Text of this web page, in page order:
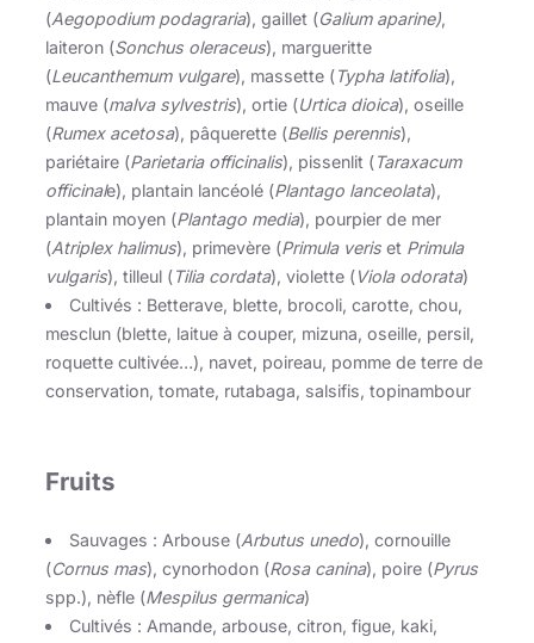
(Aegopodium podagraria), gaillet (Galium aparine),
laiteron (Sonchus oleraceus), margueritte
(Leucanthemum vulgare), massette (Typha latifolia),
mauve (malva sylvestris), ortie (Urtica dioica), oseille
(Rumex acetosa), pâquerette (Bellis perennis),
pariétaire (Parietaria officinalis), pissenlit (Taraxacum
officinale), plantain lancéolé (Plantago lanceolata),
plantain moyen (Plantago media), pourpier de mer
(Atriplex halimus), primevère (Primula veris et Primula
vulgaris), tilleul (Tilia cordata), violette (Viola odorata)
Cultivés : Betterave, blette, brocoli, carotte, chou,
mesclun (blette, laitue à couper, mizuna, oseille, persil,
roquette cultivée…), navet, poireau, pomme de terre de
conservation, tomate, rutabaga, salsifis, topinambour
Fruits
Sauvages : Arbouse (Arbutus unedo), cornouille
(Cornus mas), cynorhodon (Rosa canina), poire (Pyrus
spp.), nèfle (Mespilus germanica)
Cultivés : Amande, arbouse, citron, figue, kaki,